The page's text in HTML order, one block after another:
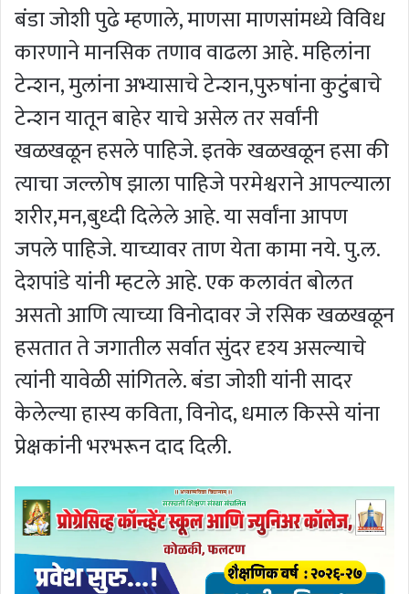
बंडा जोशी पुढे म्हणाले, माणसा माणसांमध्ये विविध
कारणाने मानसिक तणाव वाढला आहे. महिलांना
टेन्शन, मुलांना अभ्यासाचे टेन्शन,पुरुषांना कुटुंबाचे
टेन्शन यातून बाहेर याचे असेल तर सर्वांनी
खळखळून हसले पाहिजे. इतके खळखळून हसा की
त्याचा जल्लोष झाला पाहिजे परमेश्वराने आपल्याला
शरीर,मन,बुध्दी दिलेले आहे. या सर्वांना आपण
जपले पाहिजे. याच्यावर ताण येता कामा नये. पु.ल.
देशपांडे यांनी म्हटले आहे. एक कलावंत बोलत
असतो आणि त्याच्या विनोदावर जे रसिक खळखळून
हसतात ते जगातील सर्वात सुंदर दृश्य असल्याचे
त्यांनी यावेळी सांगितले. बंडा जोशी यांनी सादर
केलेल्या हास्य कविता, विनोद, धमाल किस्से यांना
प्रेक्षकांनी भरभरून दाद दिली.